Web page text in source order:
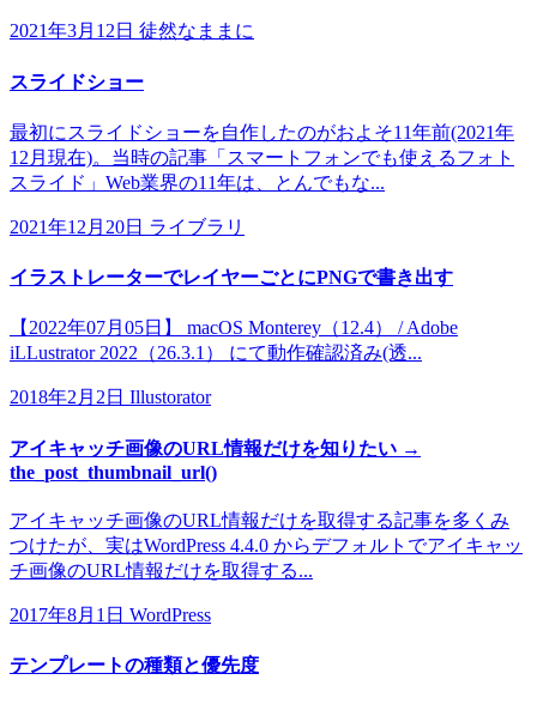
2021年3月12日 徒然なままに
スライドショー
最初にスライドショーを自作したのがおよそ11年前(2021年
12月現在)。当時の記事「スマートフォンでも使えるフォト
スライド」Web業界の11年は、とんでもな...
2021年12月20日 ライブラリ
イラストレーターでレイヤーごとにPNGで書き出す
【2022年07月05日】 macOS Monterey（12.4） / Adobe
iLLustrator 2022（26.3.1） にて動作確認済み(透...
2018年2月2日 Illustorator
アイキャッチ画像のURL情報だけを知りたい →
the_post_thumbnail_url()
アイキャッチ画像のURL情報だけを取得する記事を多くみ
つけたが、実はWordPress 4.4.0 からデフォルトでアイキャッ
チ画像のURL情報だけを取得する...
2017年8月1日 WordPress
テンプレートの種類と優先度